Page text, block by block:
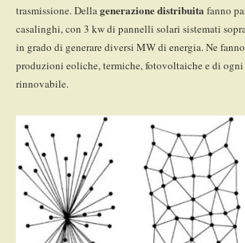
trasmissione. Dellagenerazione distribuita fanno
casalinghi, con 3 kw di pannelli solari sistemati
in grado di generare diversi MW di energia. Ne
produzioni eoliche, termiche, fotovoltaiche e di
rinnovabile.